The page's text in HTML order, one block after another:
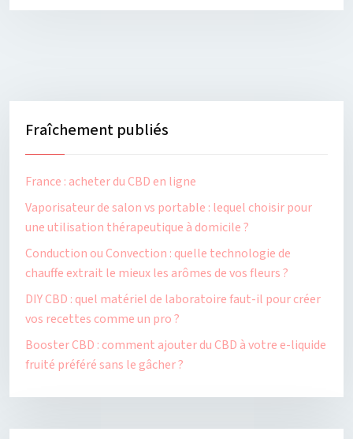
Fraîchement publiés
France : acheter du CBD en ligne
Vaporisateur de salon vs portable : lequel choisir pour
une utilisation thérapeutique à domicile ?
Conduction ou Convection : quelle technologie de
chauffe extrait le mieux les arômes de vos fleurs ?
DIY CBD : quel matériel de laboratoire faut-il pour créer
vos recettes comme un pro ?
Booster CBD : comment ajouter du CBD à votre e-liquide
fruité préféré sans le gâcher ?